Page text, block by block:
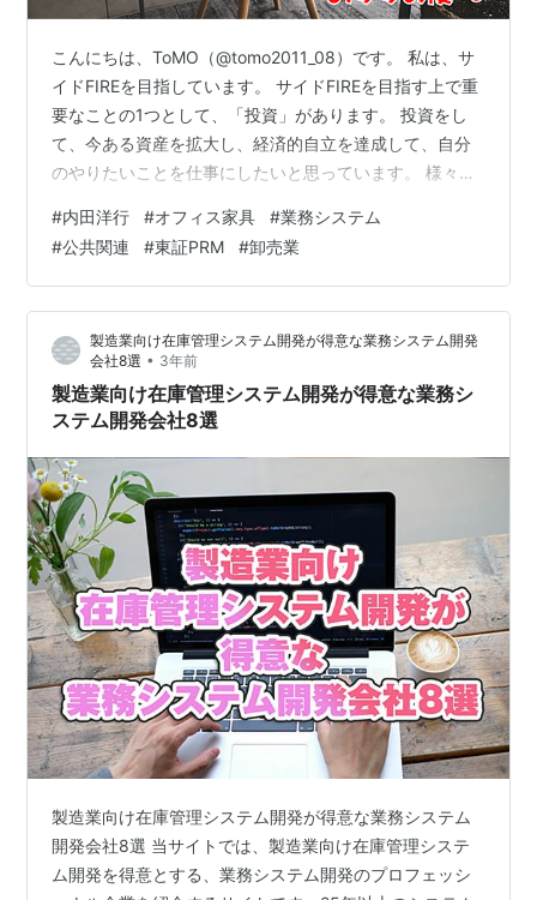
こんにちは、ToMO（@tomo2011_08）です。 私は、サ
イドFIREを目指しています。 サイドFIREを目指す上で重
要なことの1つとして、「投資」があります。 投資をし
て、今ある資産を拡大し、経済的自立を達成して、自分
のやりたいことを仕事にしたいと思っています。 様々な
あり、株式投資を行う上で株式銘柄を分析することは非
常に重要なことです。 日本株式投資をされる方の必需品
といえるのが、以下の四季報になります。 お持ちでない
方は、以下から購入して読まれることをお勧めします。
リンク 銘柄の事業内容は？、業績はどうか？、配当はい
くらなのか？…
#内田洋行 #オフィス家具 #業務システム
#公共関連 #東証PRM #卸売業
製造業向け在庫管理システム開発が得意な業務システム開発
会社8選 • 3年前
製造業向け在庫管理システム開発が得意な業務シ
ステム開発会社8選
製造業向け在庫管理システム開発が得意な業務システム
開発会社8選 当サイトでは、製造業向け在庫管理システ
ム開発を得意とする、業務システム開発のプロフェッシ